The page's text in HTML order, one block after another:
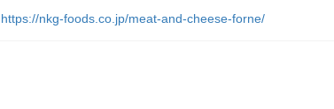
https://nkg-foods.co.jp/meat-and-cheese-forne/